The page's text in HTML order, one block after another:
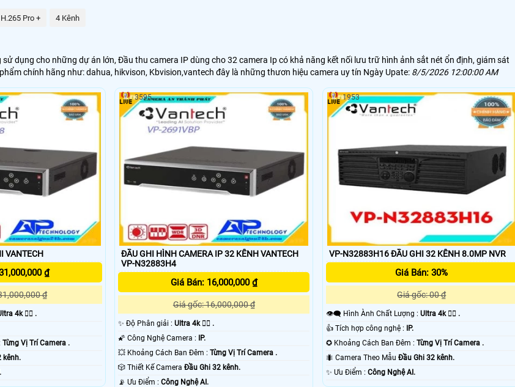
'
H.265 Pro + 4 Kênh
dụng cho những dự án lớn, Đầu thu camera IP dùng cho 32 camera Ip có khả năng kết nối lưu trữ hình ảnh sắt nét ổn định, giám sát
chính hãng như: dahua, hikvison, Kbvision,vantech đây là những thươn hiệu camera uy tín Ngày Upate: 8/5/2026 12:00:00 AM
VANTECH
₫
₫
4k 👍🏾 .
Từng Vị Trí Camera .
kênh.
ĐẦU GHI HÌNH CAMERA IP 32 KÊNH VANTECH
VP-N32883H4
Giá Bán: 16,000,000 ₫
Giá gốc: 16,000,000 ₫
✨ Độ Phân giải :Ultra 4k 👍🏾 .
🌠 Công Nghệ Camera : IP.
💥 Khoảng Cách Ban Đêm :Từng Vị Trí Camera .
🎲 Thiết Kế CameraĐầu Ghi 32 kênh.
️📡 Ưu Điểm :Công Nghệ AI.
3595
VP-N32883H16 ĐẦU GHI 32 KÊNH 8.0MP NVR
Giá Bán: 30%
Giá gốc: 00 ₫
👁️‍🗨 Hình Ành Chất Lượng : Ultra 4k 👍🏾 .
👍 Tích hợp công nghệ : IP.
✪ Khoảng Cách Ban Đêm : Từng Vị Trí Camera .
🐜 Camera Theo Mẫu Đầu Ghi 32 kênh.
️✨ Ưu Điểm : Công Nghệ AI.
1953